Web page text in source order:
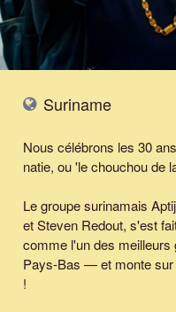
Suriname
Nous célébrons les 30
natie, ou 'le chouchou de
Le groupe surinamais
et Steven Redout, s'est
comme l'un des meilleurs
Pays-Bas — et monte sur
!